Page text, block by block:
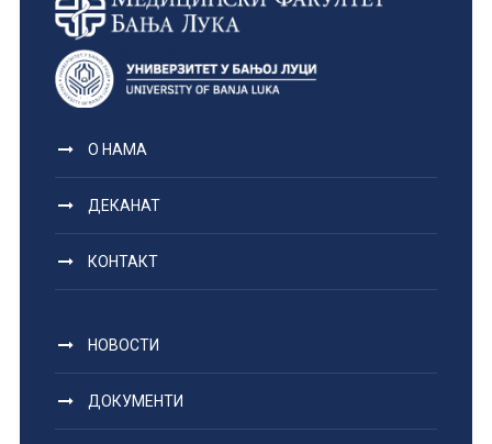
О НАМА
ДЕКАНАТ
КОНТАКТ
НОВОСТИ
ДОКУМЕНТИ